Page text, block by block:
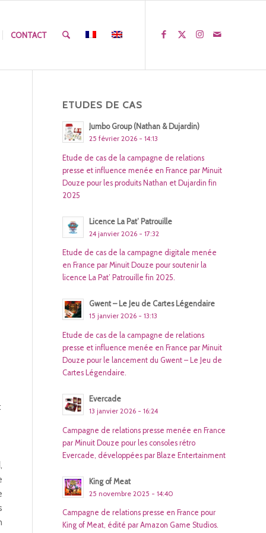
CONTACT
,
ETUDES DE CAS
Jumbo Group (Nathan & Dujardin)
25 février 2026 - 14:13
Etude de cas de la campagne de relations
presse et influence menée en France par Minuit
Douze pour les produits Nathan et Dujardin fin
2025
Licence La Pat’ Patrouille
24 janvier 2026 - 17:32
Etude de cas de la campagne digitale menée
en France par Minuit Douze pour soutenir la
licence La Pat’ Patrouille fin 2025.
Gwent – Le Jeu de Cartes Légendaire
15 janvier 2026 - 13:13
Etude de cas de la campagne de relations
presse et influence menée en France par Minuit
Douze pour le lancement du Gwent – Le Jeu de
Cartes Légendaire.
Evercade
13 janvier 2026 - 16:24
Campagne de relations presse menée en France
par Minuit Douze pour les consoles rétro
Evercade, développées par Blaze Entertainment
King of Meat
25 novembre 2025 - 14:40
Campagne de relations presse en France pour
King of Meat, édité par Amazon Game Studios.